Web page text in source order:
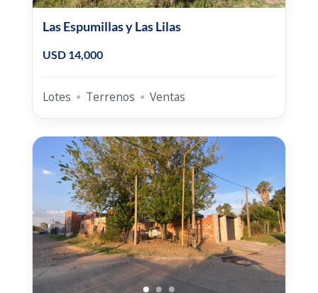
Las Espumillas y Las Lilas
USD 14,000
Lotes Terrenos Ventas